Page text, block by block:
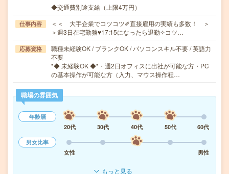
◆交通費別途支給（上限4万円）
仕事内容
＜＜ 大手企業でコツコツ✐直接雇用の実績も多数！ ＞
＞週3日在宅勤務♥17:15になったら退勤✧コツ…
応募資格
職種未経験OK / ブランクOK / パソコンスキル不要 / 英語力
不要
*◆ 未経験OK ◆*・週2日オフィスに出社が可能な方・PC
の基本操作が可能な方（入力、マウス操作程…
職場の雰囲気
年齢層
20代
30代 40代 50代
60代
男女比率
女性
男性
もっと見る